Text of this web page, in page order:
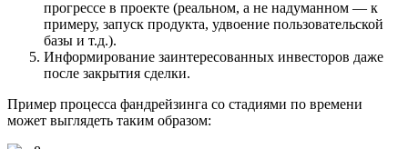
прогрессе в проекте (реальном, а не надуманном — к
примеру, запуск продукта, удвоение пользовательской
базы и т.д.).
Информирование заинтересованных инвесторов даже
после закрытия сделки.
Пример процесса фандрейзинга со стадиями по времени
может выглядеть таким образом: